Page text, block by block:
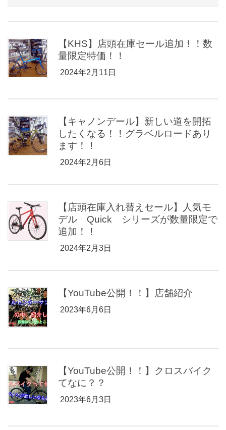
【KHS】店頭在庫セール追加！！数
量限定特価！！
2024年2月11日
【キャノンデール】新しい道を開拓
したくなる！！グラベルロードあり
ます！！
2024年2月6日
【店頭在庫入れ替えセール】人気モ
デル Quick シリーズが数量限定で
追加！！
2024年2月3日
【YouTube公開！！】店舗紹介
2023年6月6日
【YouTube公開！！】クロスバイク
てなに？？
2023年6月3日